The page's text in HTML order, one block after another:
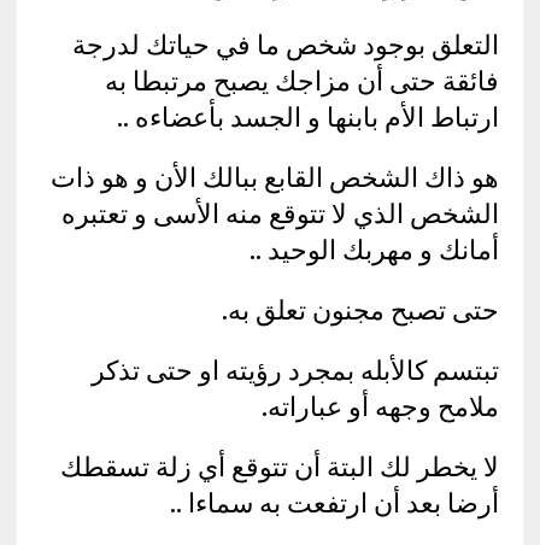
التعلق بوجود شخص ما في حياتك لدرجة
فائقة حتى أن مزاجك يصبح مرتبطا به
ارتباط الأم بابنها و الجسد بأعضاءه ..
هو ذاك الشخص القابع ببالك الأن و هو ذات
الشخص الذي لا تتوقع منه الأسى و تعتبره
أمانك و مهربك الوحيد ..
حتى تصبح مجنون تعلق به.
تبتسم كالأبله بمجرد رؤيته او حتى تذكر
ملامح وجهه أو عباراته.
لا يخطر لك البتة أن تتوقع أي زلة تسقطك
أرضا بعد أن ارتفعت به سماءا ..